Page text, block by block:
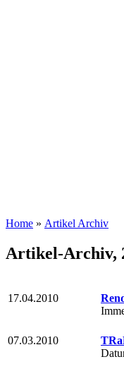
Home » Artikel Archiv
Artikel-Archiv,
17.04.2010
07.03.2010